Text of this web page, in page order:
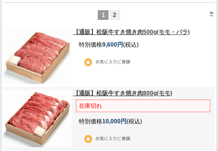
>
1 2
【通販】松阪牛すき焼き肉500g(モモ・バラ)
特別価格9,600円(税込)
【通販】松阪牛すき焼き肉800g(モモ)
在庫切れ
特別価格10,000円(税込)